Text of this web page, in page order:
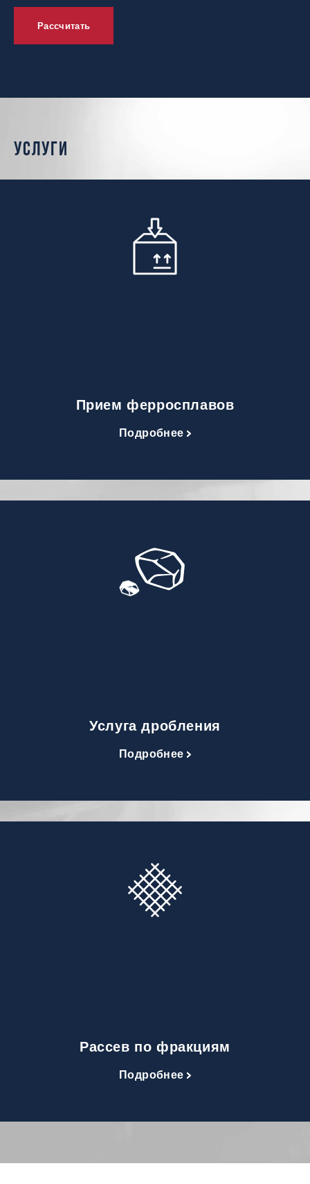
Рассчитать
услуги
Прием ферросплавов
Подробнее
Услуга дробления
Подробнее
Рассев по фракциям
Подробнее